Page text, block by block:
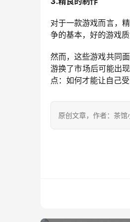
对于一款游戏而言，
争的基本，好的游戏
然而，这些游戏共同
游换了市场后可能出
点：如何才能让自己
原创文章，作者：茶